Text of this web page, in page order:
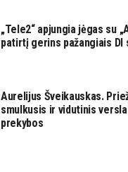
„Tele2“ apjungia jėgas su
patirtį gerins pažangiais DI
Aurelijus Šveikauskas.
smulkusis ir vidutinis
prekybos